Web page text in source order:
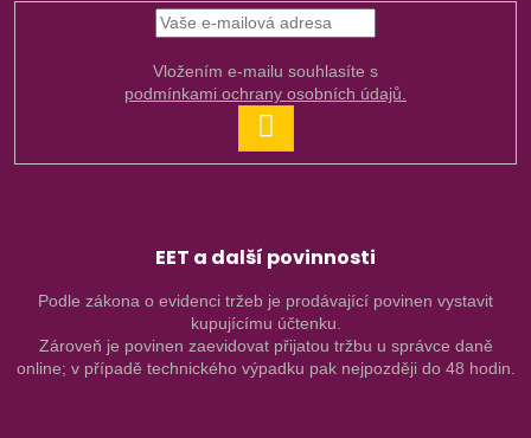
podmínkami ochrany osobních údajů.
SE
EET a další povinnosti
Podle zákona o evidenci tržeb je prodávající povinen vystavit
kupujícímu účtenku.
Zároveň je povinen zaevidovat přijatou tržbu u správce daně
online; v případě technického výpadku pak nejpozději do 48 hodin.